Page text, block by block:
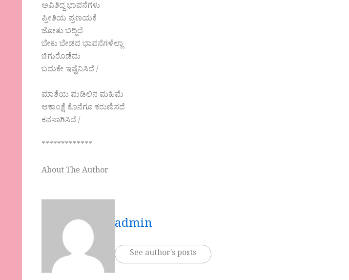
ಅವಿತಿದ್ದ ಭಾವನೆಗಳು
ಪ್ರೀತಿಯ ಪ್ರಣಯಕೆ
ಜೋತು ಬಿದ್ದಿದೆ
ಬೇಕು ಬೇಡದ ಭಾವನೆಗಳೆಲ್ಲಾ
ಚಿಗುರೊಡೆದು
ಬದುಕೇ ಇಷ್ಟೆನಿಸಿದೆ /
ಮಾತೆಯ ಮಡಿಲಿನ ಮಹಿಮೆ
ಆಕಾಂಕ್ಷೆ ಕೊನೆಗೂ ಕರುಣಿಸದೆ
ಕನಸಾಗಿಸಿದೆ /
*************
About The Author
admin
See author's posts